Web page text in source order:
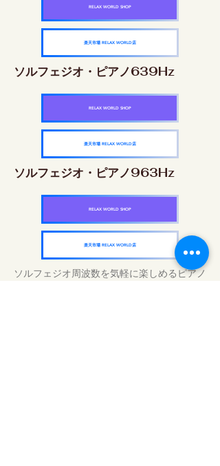
RELAX WORLD SHOP
楽天市場 RELAX WORLD店
ソルフェジオ・ピアノ639Hz
RELAX WORLD SHOP
楽天市場 RELAX WORLD店
ソルフェジオ・ピアノ963Hz
RELAX WORLD SHOP
楽天市場 RELAX WORLD店
ソルフェジオ周波数を気軽に楽しめるピアノ